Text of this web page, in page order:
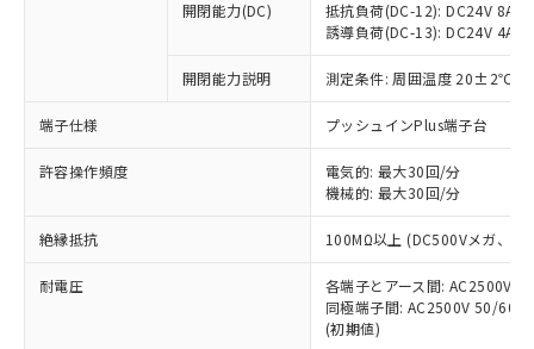
開閉能力(DC)
抵抗負荷(DC-12): DC24V 8A/
誘導負荷(DC-13): DC24V 4A/
開閉能力説明 測定条件: 周囲温度 20±2℃、
端子仕様 プッシュインPlus端子台
許容操作頻度
電気的: 最大30回/分
機械的: 最大30回/分
絶縁抵抗 100MΩ以上 (DC500Vメガ、点
耐電圧
各端子とアース間: AC2500V
同極端子間: AC2500V 50/
(初期値)
本サービスは、当社制御機器事業取扱
商品の当社在庫状況および標準価格
(税抜)を提供させていただくもので
当社制御機器事業取扱商品の中には、
本サービスの対象外となる商品もある
ことをご了承ください。
在庫状況および標準価格照会結果は、
記載している更新日時点での社内デー
タに基づき作成されるものであり、閲
覧された時点での実際の在庫および標
準価格とは異なる場合があることをご
定はありません。
調査・確認中：EU RoHS指令（10物質）の
非含有の対応状況を調査中または確認中の
非該当品：ライセンス料など無形物で、有
害物質有無と関係のない商品です。
仕入先様の事情により、非含有部品として
いたものが、含有品と判明した場合などや
むを得ず変更することがあります。
六価クロム(Cr(Ⅵ)) 1000ppm以下、ポリ臭化ビフェニル
類(PBB) 1000ppm以下、ポリ臭化ジフェニルエーテル類
「○」：最大均質材料含有率が中国RoHSの
基準値以下であることを示します。
「×」：最大均質材料含有率が中国RoHSの
基準値を超えていることを示します。
「－」：未確認です。当社販売部門へお問
*中国RoHS10物質の基準値 (GB/T26572)：
Pb(鉛) :1000ppm、 Hg(水銀) : 1000ppm、 Cd(カドミウ
Cr(Ⅵ)(六価クロム) : 1000ppm、 PBBs(ポリ臭化ビフェ
当社は、これら貴社製品のうち、外国
為替および外国貿易法に定める商品
（以下｢規制貨物等」という）を輸出
または国外への提供する場合は、日本
国政府の輸出許可(または役務取引許
可)を取得するなどの必要な手続きを